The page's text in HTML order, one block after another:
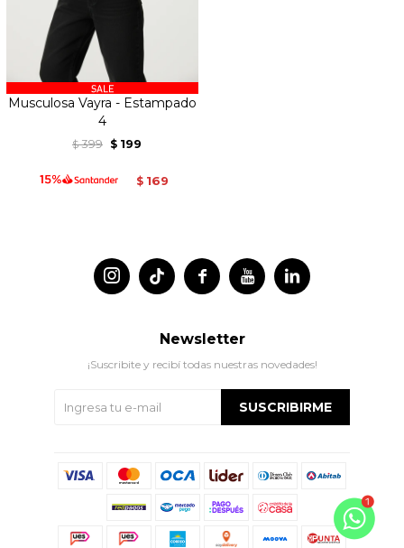
Musculosa Vayra - Estampado
4
$ 399 $ 199
$ 169
 
 
Newsletter
¡Suscribite y recibí todas nuestras novedades!
SUSCRIBIRME